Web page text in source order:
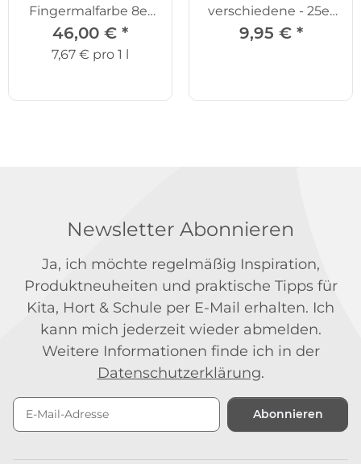
Fingermalfarbe 8er
Set
46,00 € *
7,67 € pro 1 l
verschiedene - 25er
Set
9,95 € *
Newsletter Abonnieren
Ja, ich möchte regelmäßig Inspiration,
Produktneuheiten und praktische Tipps für
Kita, Hort & Schule per E-Mail erhalten. Ich
kann mich jederzeit wieder abmelden.
Weitere Informationen finde ich in der
Datenschutzerklärung.
Abonnieren